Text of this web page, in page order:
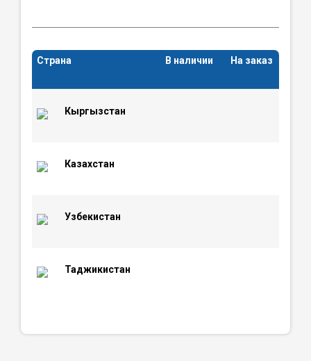
Страна В наличии На заказ
Кыргызстан
Казахстан
Узбекистан
Таджикистан